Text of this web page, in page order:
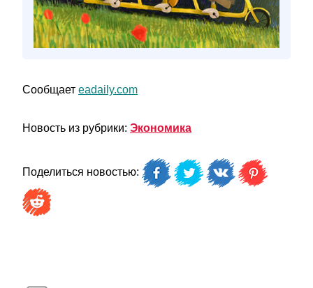
Сообщает eadaily.com
Новость из рубрики: Экономика
Поделиться новостью: